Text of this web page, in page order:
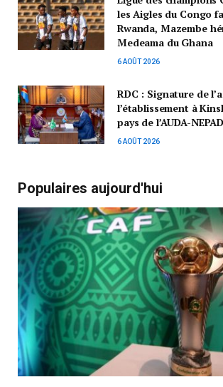
les Aigles du Congo
Rwanda, Mazembe
Medeama du Ghana
6 AOÛT 2026
RDC : Signature de
l’établissement à
pays de l’AUDA-NEPAD
6 AOÛT 2026
Populaires aujourd'hui